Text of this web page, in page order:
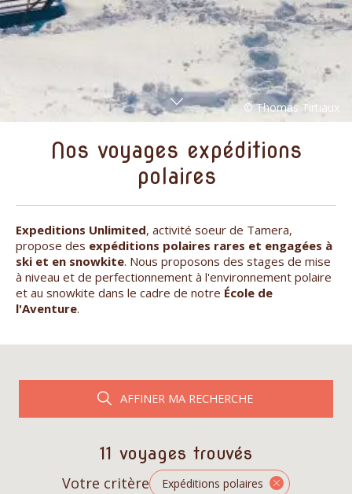
Nos voyages expéditions
polaires
Expeditions Unlimited, activité soeur de Tamera,
propose des expéditions polaires rares et engagées à
ski et en snowkite. Nous proposons des stages de mise
à niveau et de perfectionnement à l'environnement polaire
et au snowkite dans le cadre de notre École de
l'Aventure.
AFFINER MA RECHERCHE
11 voyages trouvés
Votre critère Expéditions polaires